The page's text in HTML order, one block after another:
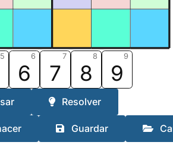
5 6
6
7
7
8
8
9
9
Resolver
Guardar